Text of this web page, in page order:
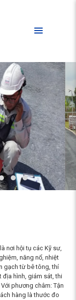
nơi hội tụ các Kỹ sư,
năng nổ, nhiệt
gạch từ bê tông, thí
địa hình, giám sát, thi
phương châm: Tận
hàng là thước đo